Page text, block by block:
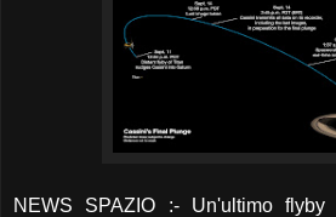
NEWS SPAZIO :- Un'ultimo flyby